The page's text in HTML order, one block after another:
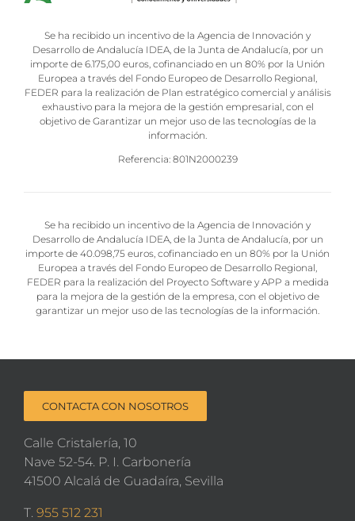
Se ha recibido un incentivo de la Agencia de Innovación y
Desarrollo de Andalucía IDEA, de la Junta de Andalucía, por un
importe de 6.175,00 euros, cofinanciado en un 80% por la Unión
Europea a través del Fondo Europeo de Desarrollo Regional,
FEDER para la realización de Plan estratégico comercial y análisis
exhaustivo para la mejora de la gestión empresarial, con el
objetivo de Garantizar un mejor uso de las tecnologías de la
información.
Referencia: 801N2000239
Se ha recibido un incentivo de la Agencia de Innovación y
Desarrollo de Andalucía IDEA, de la Junta de Andalucía, por un
importe de 40.098,75 euros, cofinanciado en un 80% por la Unión
Europea a través del Fondo Europeo de Desarrollo Regional,
FEDER para la realización del Proyecto Software y APP a medida
para la mejora de la gestión de la empresa, con el objetivo de
garantizar un mejor uso de las tecnologías de la información.
CONTACTA CON NOSOTROS
Calle Cristalería, 10
Nave 52-54. P. I. Carbonería
41500 Alcalá de Guadaíra, Sevilla
T. 955 512 231